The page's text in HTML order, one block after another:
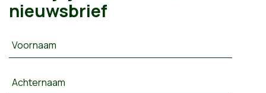
nieuwsbrief
Voornaam
Achternaam